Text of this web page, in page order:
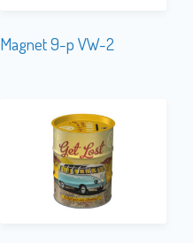
Magnet 9-p VW-2